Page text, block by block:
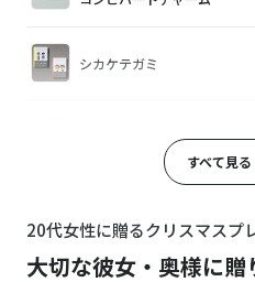
シカケテガミ
カシミヤ大判ストール
Kailijumei／カイリジュメイ
すべて見る
20代女性に贈るクリスマスプ
大切な彼女・奥様に